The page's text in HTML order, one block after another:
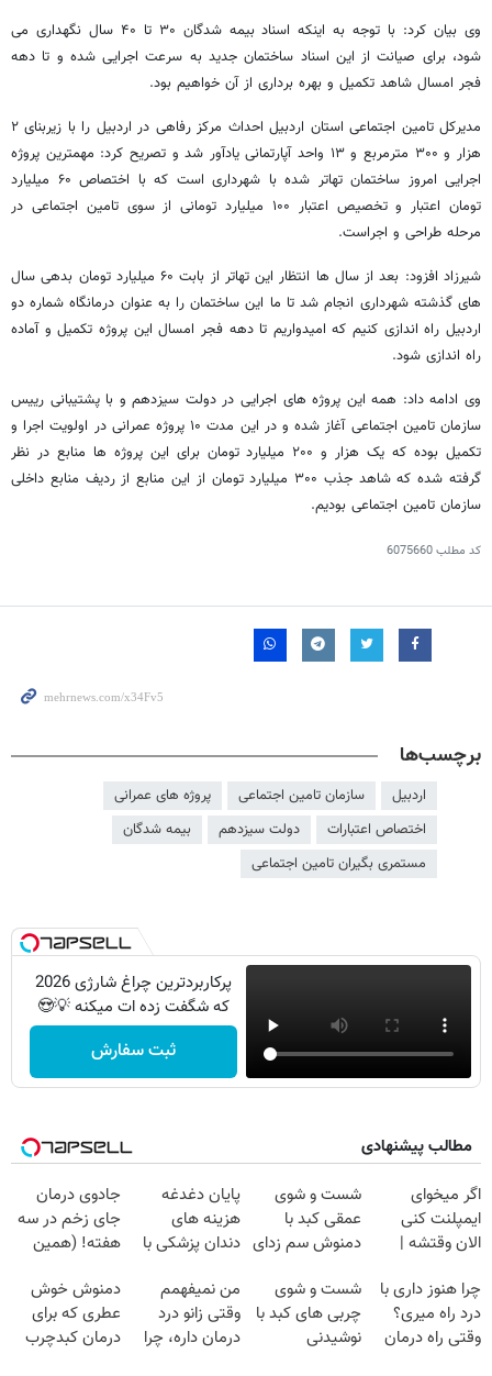
وی بیان کرد: با توجه به اینکه اسناد بیمه شدگان ۳۰ تا ۴۰ سال نگهداری می
شود، برای صیانت از این اسناد ساختمان جدید به سرعت اجرایی شده و تا دهه
فجر امسال شاهد تکمیل و بهره برداری از آن خواهیم بود.
مدیرکل تامین اجتماعی استان اردبیل احداث مرکز رفاهی در اردبیل را با زیربنای ۲
هزار و ۳۰۰ مترمربع و ۱۳ واحد آپارتمانی یادآور شد و تصریح کرد: مهمترین پروژه
اجرایی امروز ساختمان تهاتر شده با شهرداری است که با اختصاص ۶۰ میلیارد
تومان اعتبار و تخصیص اعتبار ۱۰۰ میلیارد تومانی از سوی تامین اجتماعی در
مرحله طراحی و اجراست.
شیرزاد افزود: بعد از سال ها انتظار این تهاتر از بابت ۶۰ میلیارد تومان بدهی سال
های گذشته شهرداری انجام شد تا ما این ساختمان را به عنوان درمانگاه شماره دو
اردبیل راه اندازی کنیم که امیدواریم تا دهه فجر امسال این پروژه تکمیل و آماده
راه اندازی شود.
وی ادامه داد: همه این پروژه های اجرایی در دولت سیزدهم و با پشتیبانی رییس
سازمان تامین اجتماعی آغاز شده و در این مدت ۱۰ پروژه عمرانی در اولویت اجرا و
تکمیل بوده که یک هزار و ۲۰۰ میلیارد تومان برای این پروژه ها منابع در نظر
گرفته شده که شاهد جذب ۳۰۰ میلیارد تومان از این منابع از ردیف منابع داخلی
سازمان تامین اجتماعی بودیم.
کد مطلب6075660
برچسب‌ها
اردبیل سازمان تامین اجتماعی
پروژه های عمرانی
اختصاص اعتبارات
دولت سیزدهم
بیمه شدگان
مستمری بگیران تامین اجتماعی
پرکاربردترین چراغ شارژی 2026
که شگفت زده ات میکنه 💡😍
ثبت سفارش
مطالب پیشنهادی
اگر میخوای
ایمپلنت کنی
الان وقتشه |
میلیون تومان!!!
شست و شوی
عمقی کبد با
دمنوش سم زدای
پایان دغدغه
هزینه های
دندان پزشکی با
خانگی
جادوی درمان
جای زخم در سه
هفته! (همین
صحبت کنید)
چرا هنوز داری با
درد راه میری؟
وقتی راه درمان
شست و شوی
چربی های کبد با
نوشیدنی
من نمیفهمم
وقتی زانو درد
درمان داره، چرا
دمنوش خوش
عطری که برای
درمان کبدچرب